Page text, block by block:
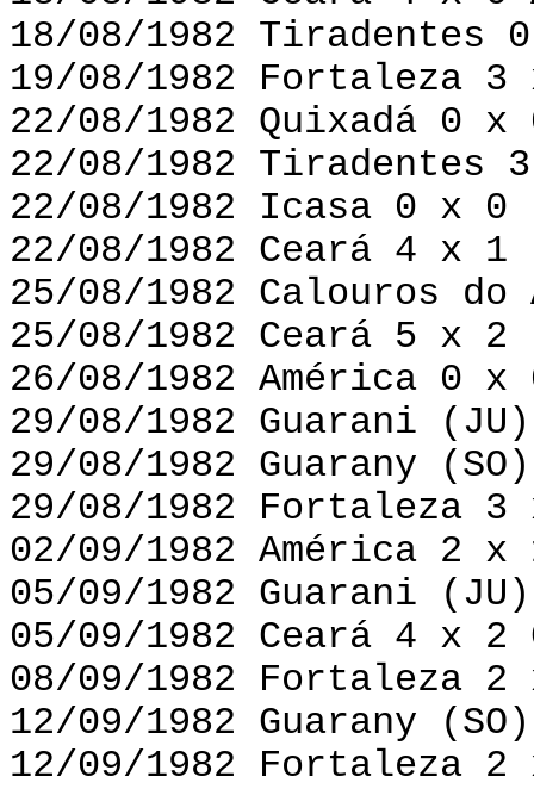
18/08/1982 Tiradentes
19/08/1982 Fortaleza
22/08/1982 Quixadá 0 x
22/08/1982 Tiradentes
22/08/1982 Icasa 0 x 0
22/08/1982 Ceará 4 x
25/08/1982 Calouros
25/08/1982 Ceará 5 x 2
26/08/1982 América 0
29/08/1982 Guarani
29/08/1982 Guarany
29/08/1982 Fortaleza
02/09/1982 América 2
05/09/1982 Guarani
05/09/1982 Ceará 4 x 2
08/09/1982 Fortaleza
12/09/1982 Guarany
12/09/1982 Fortaleza 2